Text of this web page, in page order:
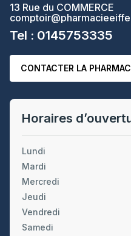
13 Rue du COMMERCE
Tel : 0145753335
CONTACTER LA
Horaires
Lundi
Mardi
Mercredi
Jeudi
Vendredi
Samedi